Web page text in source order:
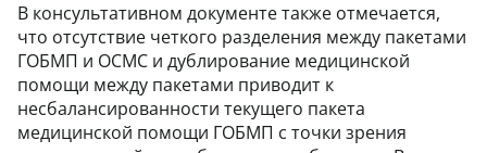
В консультативном документе также отмечается,
что отсутствие четкого разделения между пакетами
ГОБМП и ОСМС и дублирование медицинской
помощи между пакетами приводит к
несбалансированности текущего пакета
медицинской помощи ГОБМП с точки зрения